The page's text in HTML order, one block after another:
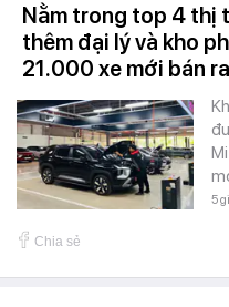
Nằm trong top 4 thị
thêm đại lý và kho
21.000 xe mới bán ra
5
Chia sẻ